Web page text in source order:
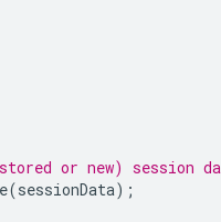
or new) session
(sessionData);